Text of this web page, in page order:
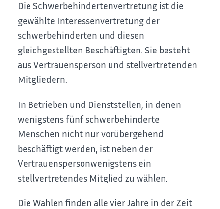
Die Schwerbehindertenvertretung ist die
gewählte Interessenvertretung der
schwerbehinderten und diesen
gleichgestellten Beschäftigten. Sie besteht
aus Vertrauensperson und stellvertretenden
Mitgliedern.
In Betrieben und Dienststellen, in denen
wenigstens fünf schwerbehinderte
Menschen nicht nur vorübergehend
beschäftigt werden, ist neben der
Vertrauenspersonwenigstens ein
stellvertretendes Mitglied zu wählen.
Die Wahlen finden alle vier Jahre in der Zeit